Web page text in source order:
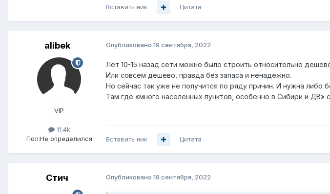
Вставить ник Цитата
alibek
VIP
11.4k
Пол:Не определился
Опубликовано 19 сентября, 2022
Лет 10-15 назад сети можно было строить относительно
Или совсем дешево, правда без запаса и ненадежно.
Но сейчас так уже не получится по ряду причин. И нужна либо
Там где «много населенных пунктов, особенно в Сибири и ДВ»
Вставить ник Цитата
Стич Опубликовано 19 сентября, 2022